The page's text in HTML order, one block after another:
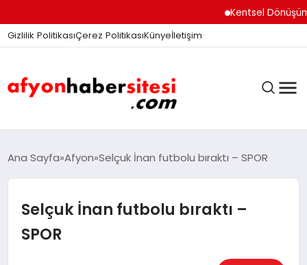
Kentsel Dönüşüm Ofisi
Gizlilik PolitikasıÇerez PolitikasıKünyeİletişim
ANASAYFA
GÜNDEM
Ana Sayfa Afyon Selçuk İnan futbolu bıraktı – SPOR
Selçuk İnan futbolu bıraktı –
SPOR